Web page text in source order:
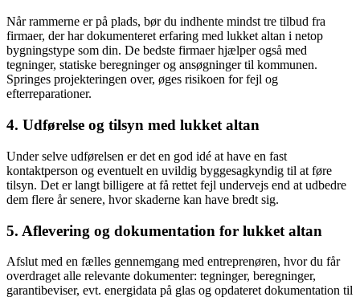
Når rammerne er på plads, bør du indhente mindst tre tilbud fra
firmaer, der har dokumenteret erfaring med lukket altan i netop
bygningstype som din. De bedste firmaer hjælper også med
tegninger, statiske beregninger og ansøgninger til kommunen.
Springes projekteringen over, øges risikoen for fejl og
efterreparationer.
4. Udførelse og tilsyn med lukket altan
Under selve udførelsen er det en god idé at have en fast
kontaktperson og eventuelt en uvildig byggesagkyndig til at føre
tilsyn. Det er langt billigere at få rettet fejl undervejs end at udbedre
dem flere år senere, hvor skaderne kan have bredt sig.
5. Aflevering og dokumentation for lukket altan
Afslut med en fælles gennemgang med entreprenøren, hvor du får
overdraget alle relevante dokumenter: tegninger, beregninger,
garantibeviser, evt. energidata på glas og opdateret dokumentation til